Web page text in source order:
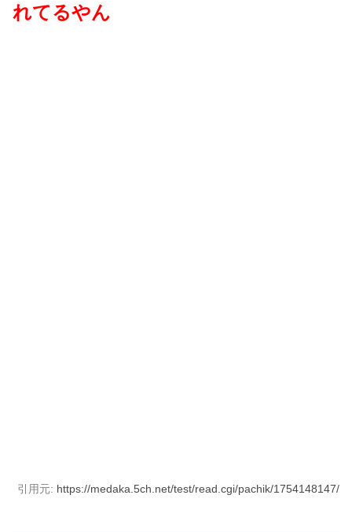
れてるやん
引用元: https://medaka.5ch.net/test/read.cgi/pachik/1754148147/